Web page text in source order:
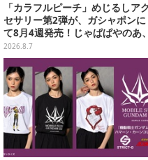
「カラフルピーチ」めじるしアク
セサリー第2弾が、ガシャポンに
て8月4週発売！じゃぱぱやのあ、
シヴァたちメンバー11名分ライン
ナップ
2026.8.7